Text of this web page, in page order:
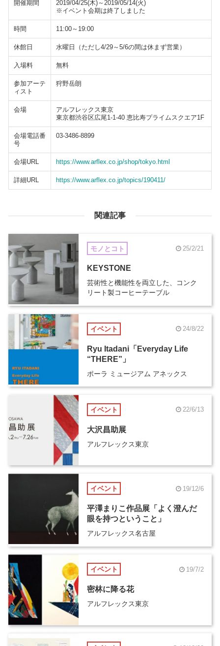
開催期間
2019/04/25(木)～2019/05/14(火)
※イベント会期は終了しました
時間 11:00～19:00
休館日 水曜日（ただし4/29～5/6の間は休まず営業）
入場料 無料
参加アーテ
ィスト
狩野岳朗
会場
アルフレックス東京
東京都渋谷区広尾1-1-40 恵比寿プライムスクエア1F
会場電話番
号
03-3486-8899
会場URL https://www.arflex.co.jp/shop/tokyo.html
詳細URL https://www.arflex.co.jp/topics/190411/
関連記事
モノとコト 25/2/21
KEYSTONE
芸術性と機能性を両立した、コンク
リート製コーヒーテーブル
イベント 24/8/22
Ryu Itadani「Everyday Life
“THERE”」
ポーラ ミュージアム アネックス
イベント 22/6/13
大沢昌助展
アルフレックス東京
イベント 19/12/6
平澤まりこ作品展「よく澄んだ
眼を持つということ」
アルフレックス名古屋
イベント 19/7/2
密林に降る花
アルフレックス東京